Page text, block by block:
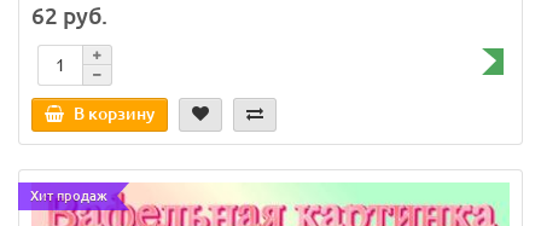
62 руб.
В корзину
Хит продаж